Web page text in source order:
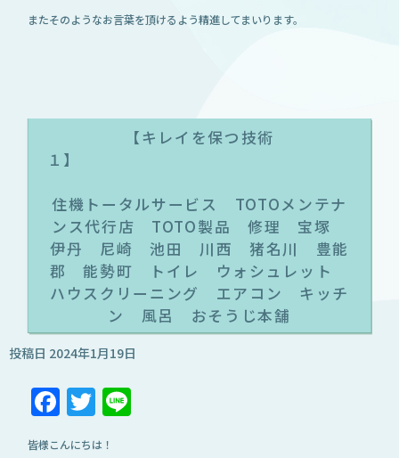
またそのようなお言葉を頂けるよう精進してまいります。
【キレイを保つ技術
１
住機トータルサービス TOTOメンテナ
ンス代行店 TOTO製品 修理 宝塚
伊丹 尼崎 池田 川西 猪名川 豊能
郡 能勢町 トイレ ウォシュレット
ハウスクリーニング エアコン キッチ
ン 風呂 おそうじ本舗
投稿日 2024年1月19日
Facebook
Twitter
皆様こんにちは！